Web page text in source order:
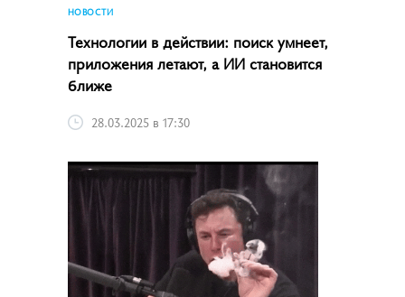
НОВОСТИ
Технологии в действии: поиск умнеет,
приложения летают, а ИИ становится
ближе
28.03.2025 в 17:30